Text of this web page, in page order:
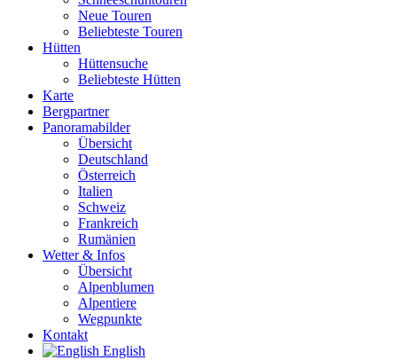
Neue Touren
Beliebteste Touren
Hütten
Hüttensuche
Beliebteste Hütten
Karte
Bergpartner
Panoramabilder
Übersicht
Deutschland
Österreich
Italien
Schweiz
Frankreich
Rumänien
Wetter & Infos
Übersicht
Alpenblumen
Alpentiere
Wegpunkte
Kontakt
English